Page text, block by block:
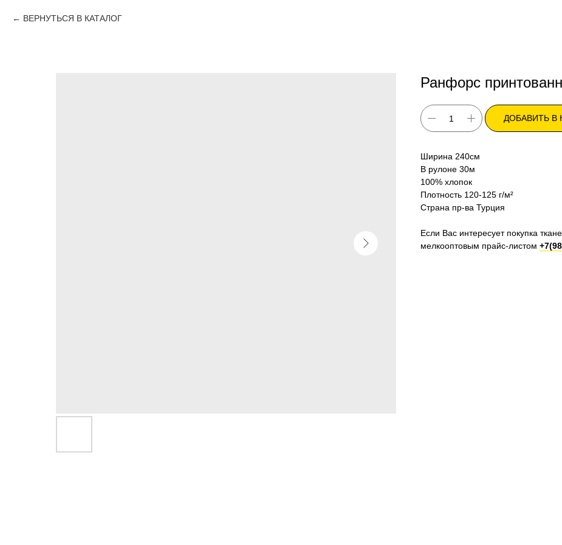
ВЕРНУТЬСЯ В КАТАЛОГ
Ранфорс
ДОБАВИТЬ В
Ширина 240см
В рулоне 30м
100% хлопок
Плотность 120-125 г/м²
Страна пр-ва Турция
Если Вас интересует покупка
мелкооптовым прайс-листом